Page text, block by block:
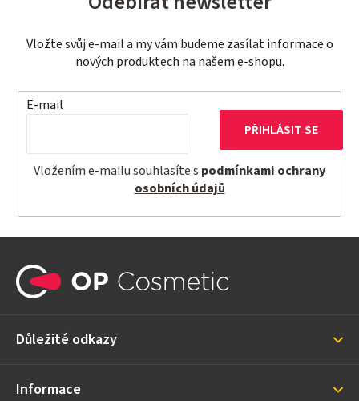
Vložte svůj e-mail a my vám budeme zasílat informace o
nových produktech na našem e-shopu.
E-mail
Vložením e-mailu souhlasíte s podmínkami ochrany
osobních údajů
PŘIHLÁSIT SE
a
í
Důležité odkazy
Informace